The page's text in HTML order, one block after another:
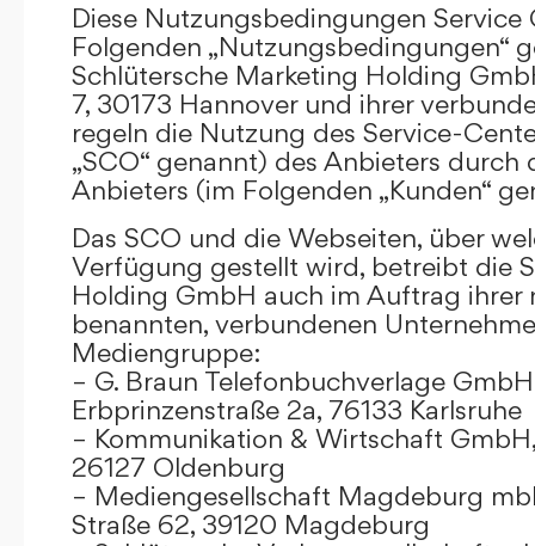
Diese Nutzungsbedingungen Service
Folgenden „Nutzungsbedingungen“
Schlütersche Marketing Holding
7, 30173 Hannover und ihrer
regeln die Nutzung des Service-
„SCO“ genannt) des Anbieters durch
Anbieters (im Folgenden „Kunden“
Das SCO und die Webseiten, über
Verfügung gestellt wird, betreibt die
Holding GmbH auch im Auftrag ihrer
benannten, verbundenen
Mediengruppe:
– G. Braun Telefonbuchverlage GmbH
Erbprinzenstraße 2a, 76133 Karlsruhe
– Kommunikation & Wirtschaft
26127 Oldenburg
– Mediengesellschaft Magdeburg
Straße 62, 39120 Magdeburg